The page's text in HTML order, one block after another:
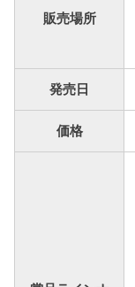
販売場所
発売日
価格